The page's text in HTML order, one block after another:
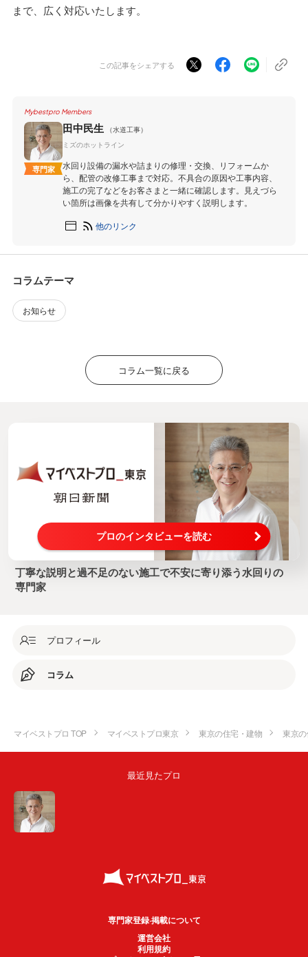
まで、広く対応いたします。
この記事をシェアする
Mybestpro Members
専門家
田中民生
（水道工事）
ミズのホットライン
水回り設備の漏水や詰まりの修理・交換、リフォームか
ら、配管の改修工事まで対応。不具合の原因や工事内容、
施工の完了などをお客さまと一緒に確認します。見えづら
い箇所は画像を共有して分かりやすく説明します。
他のリンク
コラムテーマ
お知らせ
コラム一覧に戻る
プロのインタビューを読む
丁寧な説明と過不足のない施工で不安に寄り添う水回りの
専門家
プロフィール
コラム
マイベストプロ TOP マイベストプロ東京 東京の住宅・建物 東京
最近見たプロ
専門家登録·掲載について
運営会社
利用規約